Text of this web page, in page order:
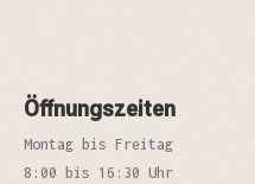
Öffnungszeiten
Montag bis Freitag
8:00 bis 16:30 Uhr